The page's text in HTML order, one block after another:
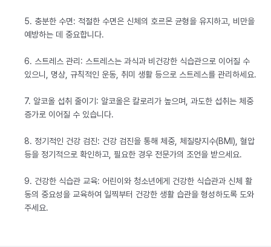
5. 충분한 수면: 적절한 수면은 신체의 호르몬 균형을 유지하고, 비만을
예방하는 데 중요합니다.
6. 스트레스 관리: 스트레스는 과식과 비건강한 식습관으로 이어질 수
있으니, 명상, 규칙적인 운동, 취미 생활 등으로 스트레스를 관리하세요.
7. 알코올 섭취 줄이기: 알코올은 칼로리가 높으며, 과도한 섭취는 체중
증가로 이어질 수 있습니다.
8. 정기적인 건강 검진: 건강 검진을 통해 체중, 체질량지수(BMI), 혈압
등을 정기적으로 확인하고, 필요한 경우 전문가의 조언을 받으세요.
9. 건강한 식습관 교육: 어린이와 청소년에게 건강한 식습관과 신체 활
동의 중요성을 교육하여 일찍부터 건강한 생활 습관을 형성하도록 도와
주세요.